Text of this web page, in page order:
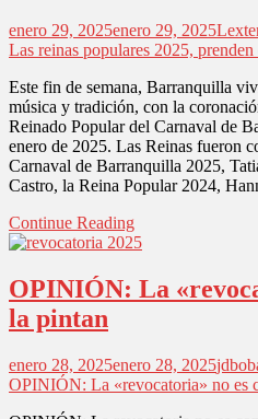
enero 29, 2025enero 29, 2025
Las reinas populares 2025,
Este fin de semana, Barranquilla
música y tradición, con la
Reinado Popular del Carnaval de
enero de 2025. Las Reinas fueron
Carnaval de Barranquilla 2025,
Castro, la Reina Popular 2024,
Continue Reading
OPINIÓN: La
la pintan
enero 28, 2025enero 28, 2025
OPINIÓN: La «revocatoria» no es